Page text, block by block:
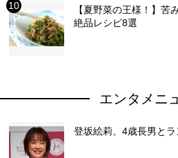
【夏野菜の王様！】苦
絶品レシピ8選
エンタメニ
登坂絵莉、4歳長男と